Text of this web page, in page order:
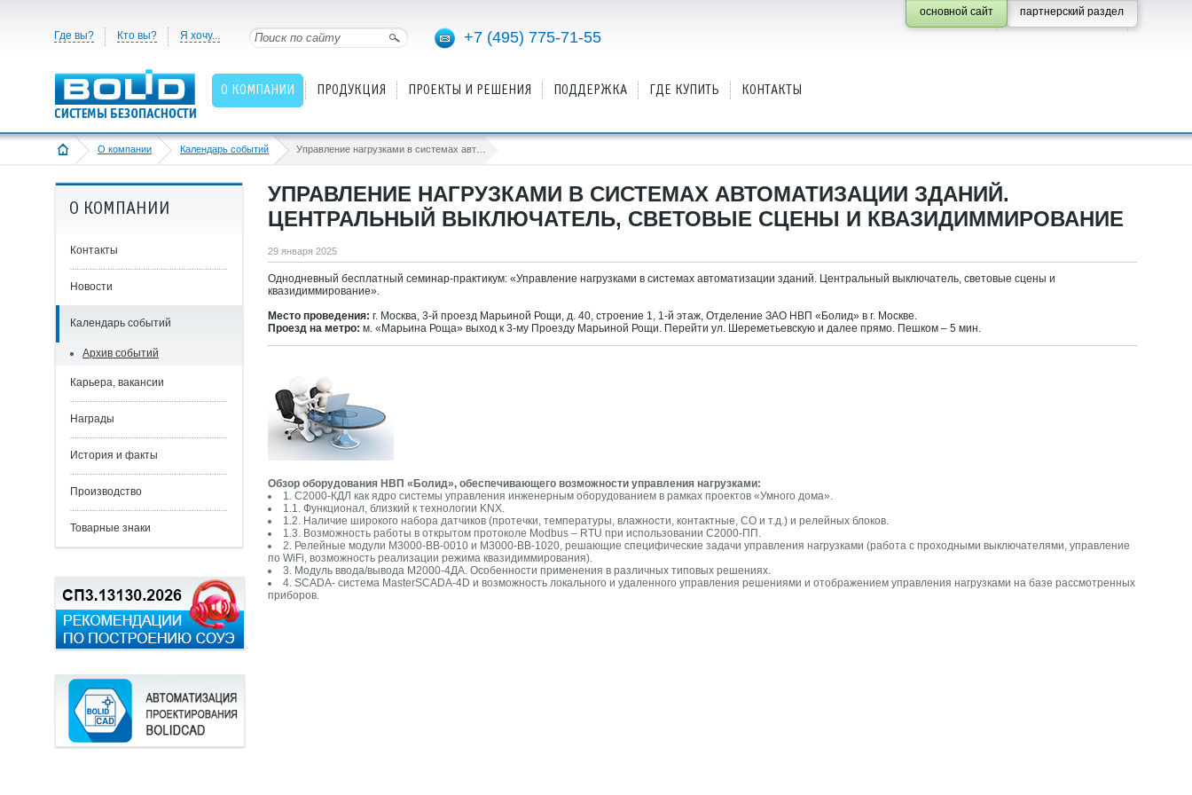
Где вы? Кто вы? Я хочу... +7 (495) 775-71-55
партнерский раздел
основной сайт
О КОМПАНИИ ПРОДУКЦИЯ ПРОЕКТЫ И РЕШЕНИЯ ПОДДЕРЖКА ГДЕ КУПИТЬ КОНТАКТЫ
О компании Календарь событий
О КОМПАНИИ
Контакты
Новости
Календарь событий
Архив событий
Карьера, вакансии
Награды
История и факты
Производство
Товарные знаки
УПРАВЛЕНИЕ НАГРУЗКАМИ В СИСТЕМАХ АВТОМАТИЗАЦИИ ЗДАНИЙ.
ЦЕНТРАЛЬНЫЙ ВЫКЛЮЧАТЕЛЬ, СВЕТОВЫЕ СЦЕНЫ И КВАЗИДИММИРОВАНИЕ
29 января 2025
Однодневный бесплатный семинар-практикум: «Управление нагрузками в системах автоматизации зданий. Центральный выключатель, световые сцены и
квазидиммирование».
Место проведения: г. Москва, 3-й проезд Марьиной Рощи, д. 40, строение 1, 1-й этаж, Отделение ЗАО НВП «Болид» в г. Москве.
Проезд на метро: м. «Марьина Роща» выход к 3-му Проезду Марьиной Рощи. Перейти ул. Шереметьевскую и далее прямо. Пешком – 5 мин.
Обзор оборудования НВП «Болид», обеспечивающего возможности управления нагрузками:
1. С2000-КДЛ как ядро системы управления инженерным оборудованием в рамках проектов «Умного дома».
1.1. Функционал, близкий к технологии KNX.
1.2. Наличие широкого набора датчиков (протечки, температуры, влажности, контактные, СО и т.д.) и релейных блоков.
1.3. Возможность работы в открытом протоколе Modbus – RTU при использовании С2000-ПП.
2. Релейные модули М3000-ВВ-0010 и М3000-ВВ-1020, решающие специфические задачи управления нагрузками (работа с проходными выключателями, управление
по WiFi, возможность реализации режима квазидиммирования).
3. Модуль ввода/вывода М2000-4ДА. Особенности применения в различных типовых решениях.
4. SCADA- система MasterSCADA-4D и возможность локального и удаленного управления решениями и отображением управления нагрузками на базе рассмотренных
приборов.